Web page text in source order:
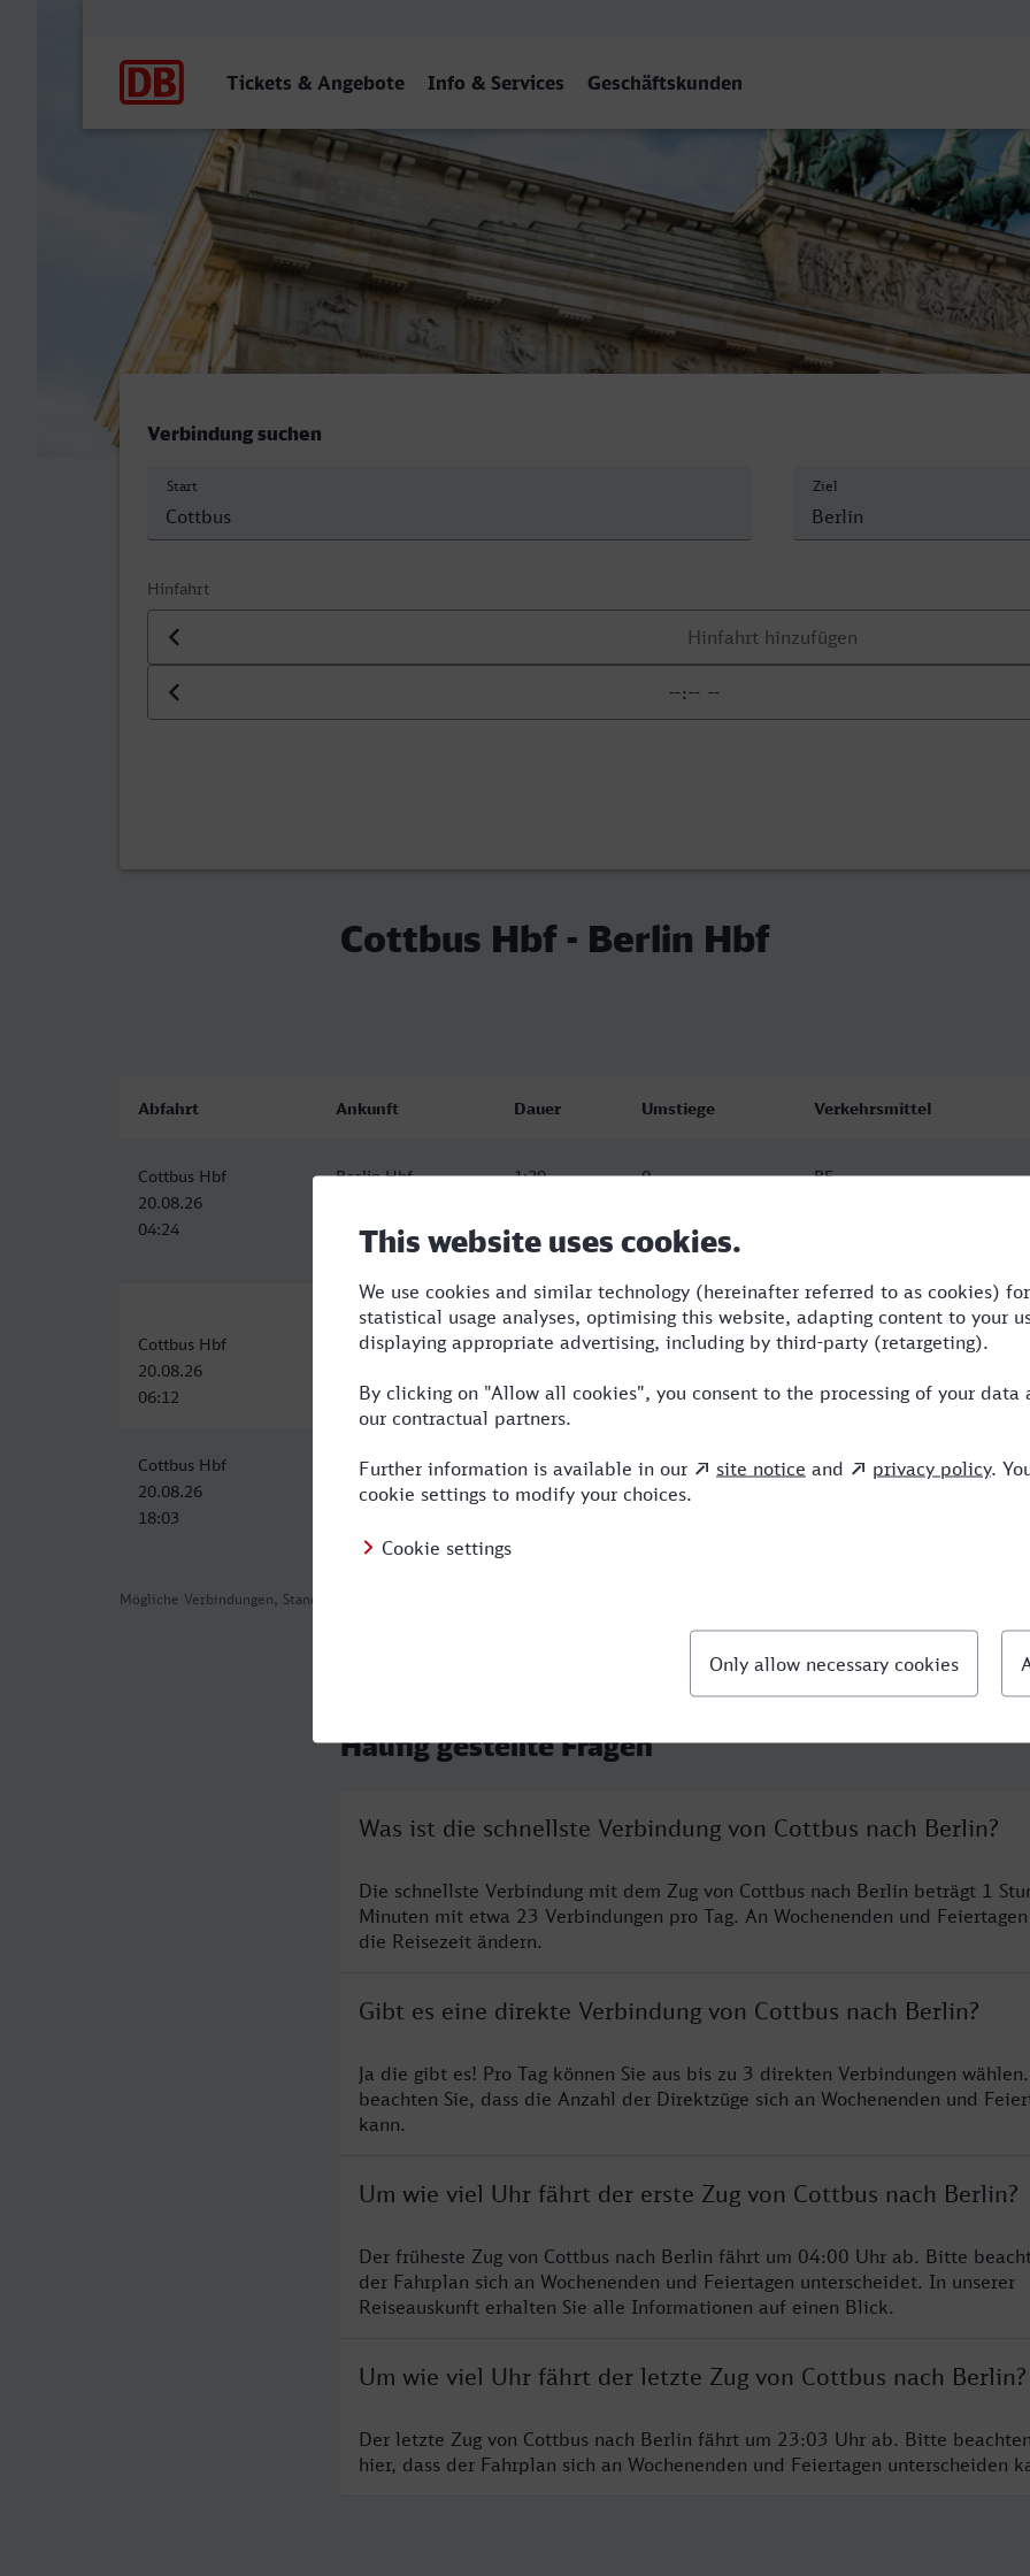
Tickets & Angebote Info & Services Geschäftskunden
Cottbus Hbf - Berlin Hbf
Verbindung suchen
Start Ziel
Hinfahrt
Datum der Hinfahrt
Uhrzeit der Hinfahrt
Cottbus Hbf - Berlin Hbf
Mögliche Verbindungen, Stand: 2026-08-06 06:51
Abfahrt Ankunft Dauer Umstiege Verkehrsmittel
Cottbus Hbf
20.08.26
04:24
Berlin Hbf
05:53
1:29 0 RE
Cottbus Hbf
20.08.26
06:12
Berlin Hbf
07:52
1:40 0 RE
Cottbus Hbf
20.08.26
18:03
Berlin Hbf
20.08.26
1:50 1 RE
Häufig gestellte Fragen
Was ist die schnellste Verbindung von Cottbus nach Berlin?
Die schnellste Verbindung mit dem Zug von Cottbus nach Berlin beträgt 1
Minuten mit etwa 23 Verbindungen pro Tag. An Wochenenden und
die Reisezeit ändern.
Gibt es eine direkte Verbindung von Cottbus nach Berlin?
Ja die gibt es! Pro Tag können Sie aus bis zu 3 direkten Verbindungen
beachten Sie, dass die Anzahl der Direktzüge sich an Wochenenden und
kann.
Um wie viel Uhr fährt der erste Zug von Cottbus nach Berlin?
Der früheste Zug von Cottbus nach Berlin fährt um 04:00 Uhr ab. Bitte
der Fahrplan sich an Wochenenden und Feiertagen unterscheidet. In unserer
Reiseauskunft erhalten Sie alle Informationen auf einen Blick.
Um wie viel Uhr fährt der letzte Zug von Cottbus nach Berlin?
Der letzte Zug von Cottbus nach Berlin fährt um 23:03 Uhr ab. Bitte
hier, dass der Fahrplan sich an Wochenenden und Feiertagen unterscheiden